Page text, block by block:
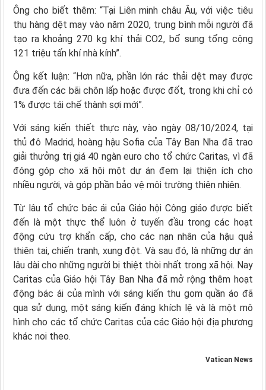
Ông cho biết thêm: “Tại Liên minh châu Âu, với việc tiêu
thụ hàng dệt may vào năm 2020, trung bình mỗi người đã
tạo ra khoảng 270 kg khí thải CO2, bổ sung tổng cộng
121 triệu tấn khí nhà kính”.
Ông kết luận: “Hơn nữa, phần lớn rác thải dệt may được
đưa đến các bãi chôn lấp hoặc được đốt, trong khi chỉ có
1% được tái chế thành sợi mới”.
Với sáng kiến thiết thực này, vào ngày 08/10/2024, tại
thủ đô Madrid, hoàng hậu Sofia của Tây Ban Nha đã trao
giải thưởng trị giá 40 ngàn euro cho tổ chức Caritas, vì đã
đóng góp cho xã hội một dự án đem lại thiện ích cho
nhiều người, và góp phần bảo vệ môi trường thiên nhiên.
Từ lâu tổ chức bác ái của Giáo hội Công giáo được biết
đến là một thực thể luôn ở tuyến đầu trong các hoạt
động cứu trợ khẩn cấp, cho các nạn nhân của hậu quả
thiên tai, chiến tranh, xung đột. Và sau đó, là những dự án
lâu dài cho những người bị thiệt thòi nhất trong xã hội. Nay
Caritas của Giáo hội Tây Ban Nha đã mở rộng thêm hoạt
động bác ái của mình với sáng kiến thu gom quần áo đã
qua sử dụng, một sáng kiến đáng khích lệ và là một mô
hình cho các tổ chức Caritas của các Giáo hội địa phương
khác noi theo.
Vatican News